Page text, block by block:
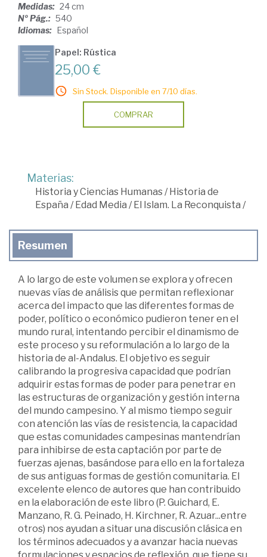
Medidas: 24 cm
Nº Pág.: 540
Idiomas: Español
Papel: Rústica
25,00 €
Sin Stock. Disponible en 7/10 días.
COMPRAR
Materias:
Historia y Ciencias Humanas /Historia de
España /Edad Media /El Islam. La Reconquista /
Resumen
A lo largo de este volumen se explora y ofrecen
nuevas vías de análisis que permitan reflexionar
acerca del impacto que las diferentes formas de
poder, político o económico pudieron tener en el
mundo rural, intentando percibir el dinamismo de
este proceso y su reformulación a lo largo de la
historia de al-Andalus. El objetivo es seguir
calibrando la progresiva capacidad que podrían
adquirir estas formas de poder para penetrar en
las estructuras de organización y gestión interna
del mundo campesino. Y al mismo tiempo seguir
con atención las vías de resistencia, la capacidad
que estas comunidades campesinas mantendrían
para inhibirse de esta captación por parte de
fuerzas ajenas, basándose para ello en la fortaleza
de sus antiguas formas de gestión comunitaria. El
excelente elenco de autores que han contribuido
en la elaboración de este libro (P. Guichard, E.
Manzano, R. G. Peinado, H. Kirchner, R. Azuar...entre
otros) nos ayudan a situar una discusión clásica en
los términos adecuados y a avanzar hacia nuevas
formulaciones y espacios de reflexión, que tiene su